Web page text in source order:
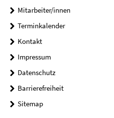
Mitarbeiter/innen
Terminkalender
Kontakt
Impressum
Datenschutz
Barrierefreiheit
Sitemap